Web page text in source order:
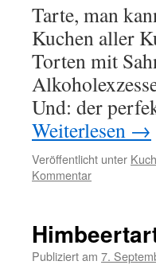
Tarte, man
Kuchen aller
Torten mit
Und: der
Weiterlesen →
Veröffentlicht unter
Kommentar
Publiziert am 7.